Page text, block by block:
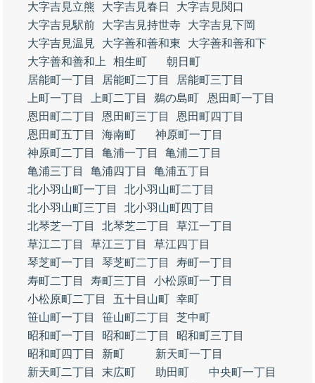
大字吉見立熊
大字吉見春日
大字吉見関口
大字吉見駅前
大字吉見持世寺
大字吉見下岡
大字吉見温見
大字善和善和東
大字善和善和下
大字善和善和上
相生町
朝日町
居能町一丁目
居能町二丁目
居能町三丁目
上町一丁目
上町二丁目 鵜の島町
恩田町一丁目
恩田町二丁目
恩田町三丁目
恩田町四丁目
恩田町五丁目
海南町
神原町一丁目
神原町二丁目
亀浦一丁目
亀浦二丁目
亀浦三丁目
亀浦四丁目
亀浦五丁目
北小羽山町一丁目
北小羽山町二丁目
北小羽山町三丁目
北小羽山町四丁目
北琴芝一丁目
北琴芝二丁目
草江一丁目
草江二丁目
草江三丁目
草江四丁目
琴芝町一丁目
琴芝町二丁目
寿町一丁目
寿町二丁目
寿町三丁目
小松原町一丁目
小松原町二丁目
五十目山町 幸町
笹山町一丁目
笹山町二丁目
芝中町
昭和町一丁目
昭和町二丁目
昭和町三丁目
昭和町四丁目
新町
新天町一丁目
新天町二丁目
末広町 助田町
中央町一丁目